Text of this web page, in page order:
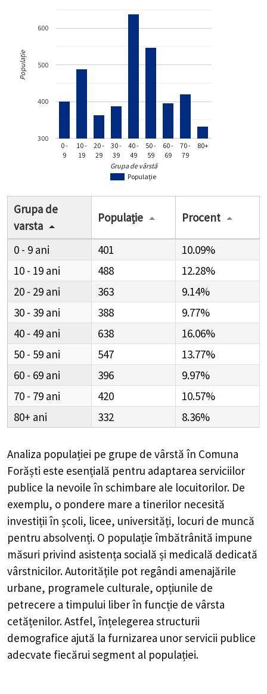
Populație
0 -
9
10 -
19
20 -
29
30 -
39
40 -
49
50 -
59
60 -
69
70 -
79
80+
300
400
500
600
Grupa de vârstă
Populație
Grupa de
varsta
Populație Procent
0 - 9 401
10.09%
10 - 19
488
12.28%
20 - 29
363
9.14%
30 - 39
388
9.77%
40 - 49
638
16.06%
50 - 59
547
13.77%
60 - 69
396
9.97%
70 - 79
420
10.57%
80+
332 8.36%
Analiza populației pe grupe de vârstă în Comuna
Forăști este esențială pentru adaptarea serviciilor
publice la nevoile în schimbare ale locuitorilor. De
exemplu, o pondere mare a tinerilor necesită
investiții în școli, licee, universități, locuri de muncă
pentru absolvenți. O populație îmbătrânită impune
măsuri privind asistența socială și medicală dedicată
vârstnicilor. Autoritățile pot regândi amenajările
urbane, programele culturale, opțiunile de
petrecere a timpului liber în funcție de vârsta
cetățenilor. Astfel, înțelegerea structurii
demografice ajută la furnizarea unor servicii publice
adecvate fiecărui segment al populației.